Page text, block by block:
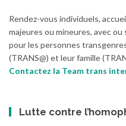
Rendez-vous individuels,
majeures ou mineures, avec
pour les personnes
(TRANS@) et leur famille
Contactez la Team trans
Lutte contre